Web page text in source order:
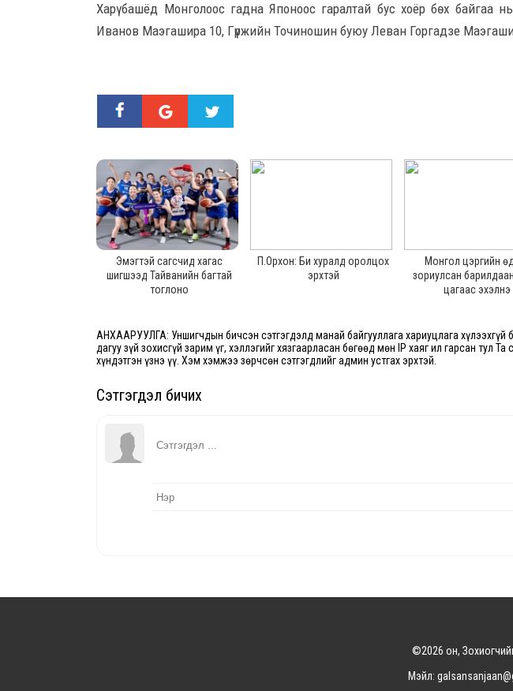
Харү башёд Монголоос гадна Японоос гаралтай бус хоёр бөх байгаа
Иванов Маэгашира 10, Гүржийн Точиношин буюу Леван Горгадзе
Эмэгтэй сагсчид хагас
шигшээд Тайванийн багтай
тоглоно
П.Орхон: Би хуралд оролцох
эрхтэй
Монгол цэргийн
зориулсан
цагаас эхэлнэ
АНХААРУУЛГА: Уншигчдын бичсэн сэтгэгдэлд манай байгууллага хариуцлага
дагуу зүй зохисгүй зарим үг, хэллэгийг хязгаарласан бөгөөд мөн IP хаяг ил гарсан тул
хүндэтгэн үзнэ үү. Хэм хэмжээ зөрчсөн сэтгэгдлийг админ устгах эрхтэй.
Сэтгэгдэл бичих
©2026 он,
Мэйл: